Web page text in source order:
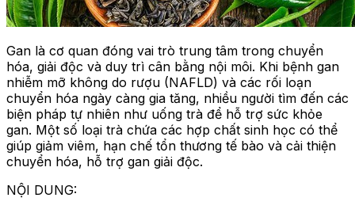
Gan là cơ quan đóng vai trò trung tâm trong chuyển
hóa, giải độc và duy trì cân bằng nội môi. Khi bệnh gan
nhiễm mỡ không do rượu (NAFLD) và các rối loạn
chuyển hóa ngày càng gia tăng, nhiều người tìm đến các
biện pháp tự nhiên như uống trà để hỗ trợ sức khỏe
gan. Một số loại trà chứa các hợp chất sinh học có thể
giúp giảm viêm, hạn chế tổn thương tế bào và cải thiện
chuyển hóa, hỗ trợ gan giải độc.
NỘI DUNG: